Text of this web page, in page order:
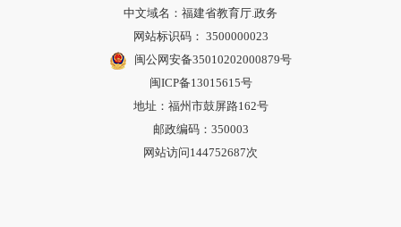
中文域名：福建省教育厅.政务
网站标识码： 3500000023
闽公网安备35010202000879号
闽ICP备13015615号
地址：福州市鼓屏路162号
邮政编码：350003
网站访问144752687次